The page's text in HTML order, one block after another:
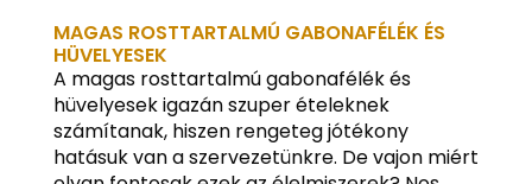
MAGAS ROSTTARTALMÚ GABONAFÉLÉK ÉS
HÜVELYESEK
A magas rosttartalmú gabonafélék és
hüvelyesek igazán szuper ételeknek
számítanak, hiszen rengeteg jótékony
hatásuk van a szervezetünkre. De vajon miért